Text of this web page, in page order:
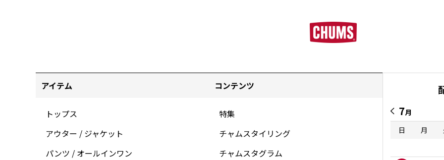
アイテム
トップス
アウター / ジャケット
パンツ / オールインワン
コンテンツ
特集
チャムスタイリング
チャムスタグラム
7月
日
月